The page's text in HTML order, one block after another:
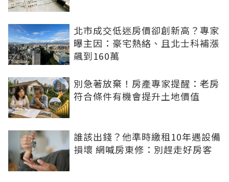
北市成交低迷房價卻創新高？專家
曝主因：豪宅熱絡、且北士科補漲
飆到160萬
別急著放棄！房產專家提醒：老房
符合條件有機會提升土地價值
誰該出錢？他準時繳租10年遇設備
損壞 網喊房東修：別趕走好房客